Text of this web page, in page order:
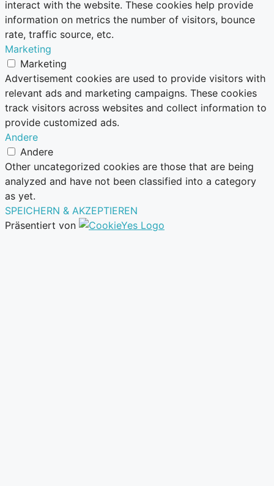
interact with the website. These cookies help provide
information on metrics the number of visitors, bounce
rate, traffic source, etc.
Marketing
Marketing
Advertisement cookies are used to provide visitors with
relevant ads and marketing campaigns. These cookies
track visitors across websites and collect information to
provide customized ads.
Andere
Andere
Other uncategorized cookies are those that are being
analyzed and have not been classified into a category
as yet.
SPEICHERN & AKZEPTIEREN
Präsentiert von